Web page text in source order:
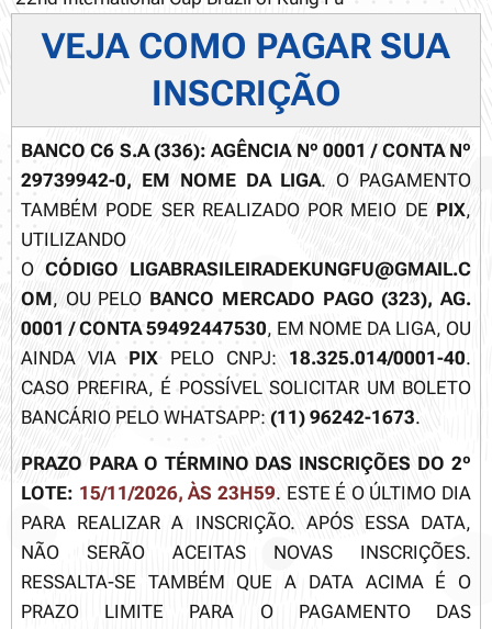
VEJA COMO PAGAR SUA
INSCRIÇÃO
BANCO C6 S.A (336): AGÊNCIA Nº 0001 / CONTA Nº
29739942-0, EM NOME DA LIGA. O PAGAMENTO
TAMBÉM PODE SER REALIZADO POR MEIO DE PIX,
UTILIZANDO
O CÓDIGO LIGABRASILEIRADEKUNGFU@GMAIL.C
OM, OU PELO BANCO MERCADO PAGO (323), AG.
0001 / CONTA 59492447530, EM NOME DA LIGA, OU
AINDA VIA PIX PELO CNPJ: 18.325.014/0001-40.
CASO PREFIRA, É POSSÍVEL SOLICITAR UM BOLETO
BANCÁRIO PELO WHATSAPP: (11) 96242-1673.
PRAZO PARA O TÉRMINO DAS INSCRIÇÕES DO 2º
LOTE: 15/11/2026, ÀS 23H59. ESTE É O ÚLTIMO DIA
PARA REALIZAR A INSCRIÇÃO. APÓS ESSA DATA,
NÃO SERÃO ACEITAS NOVAS INSCRIÇÕES.
RESSALTA-SE TAMBÉM QUE A DATA ACIMA É O
PRAZO LIMITE PARA O PAGAMENTO DAS